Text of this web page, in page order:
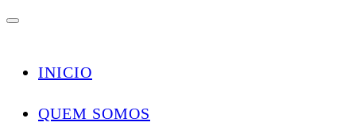
INICIO
QUEM SOMOS